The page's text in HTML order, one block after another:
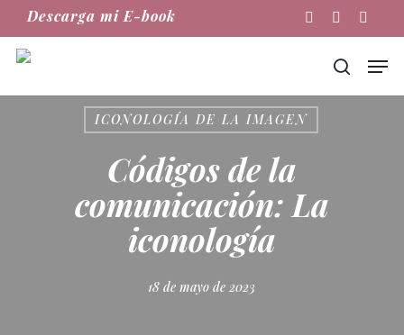
main
InstagramPhoneEmail
Descarga mi E-book
buscar
ICONOLOGÍA DE LA IMAGEN
Códigos de la
comunicación: La
iconología
18 de mayo de 2023